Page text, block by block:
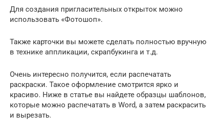
Для создания пригласительных открыток можно
использовать «Фотошоп».
Также карточки вы можете сделать полностью вручную
в технике аппликации, скрапбукинга и т.д.
Очень интересно получится, если распечатать
раскраски. Такое оформление смотрится ярко и
красиво. Ниже в статье вы найдете образцы шаблонов,
которые можно распечатать в Word, а затем раскрасить
и вырезать.